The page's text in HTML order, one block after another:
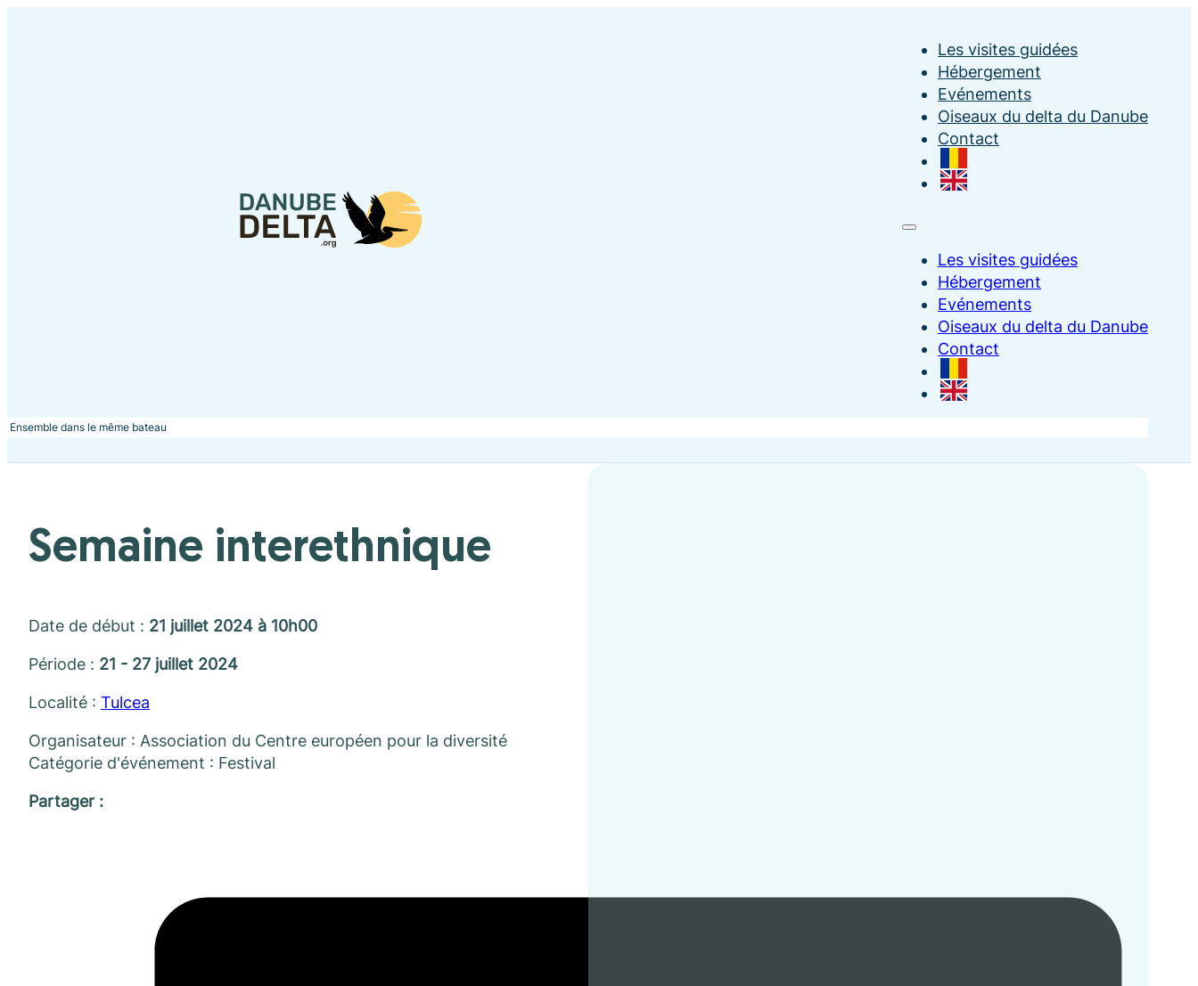
Les visites guidées
Hébergement
Evénements
Oiseaux du delta du Danube
Contact
Les visites guidées
Hébergement
Evénements
Oiseaux du delta du Danube
Contact
Ensemble dans le même bateau
Semaine interethnique
Date de début : 21 juillet 2024 à 10h00
Période : 21 - 27 juillet 2024
Localité : Tulcea
Organisateur : Association du Centre européen pour la diversité
Catégorie d'événement : Festival
Partager :